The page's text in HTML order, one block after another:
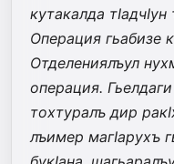
кутакалда тIадчIун
Операция гьабизе
Отделениялъул
операция.
тохтуралъ дир
лъимер магIарухъ